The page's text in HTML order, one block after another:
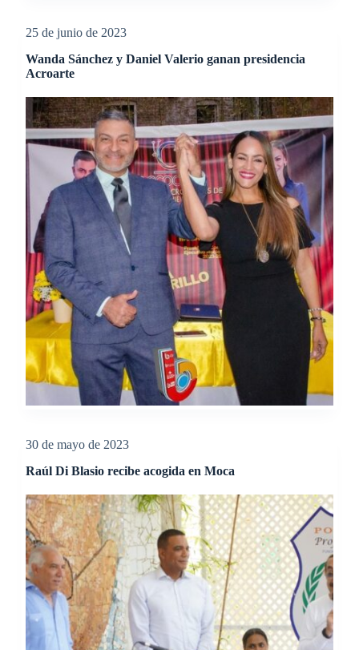
25 de junio de 2023
Wanda Sánchez y Daniel Valerio ganan presidencia
Acroarte
30 de mayo de 2023
Raúl Di Blasio recibe acogida en Moca